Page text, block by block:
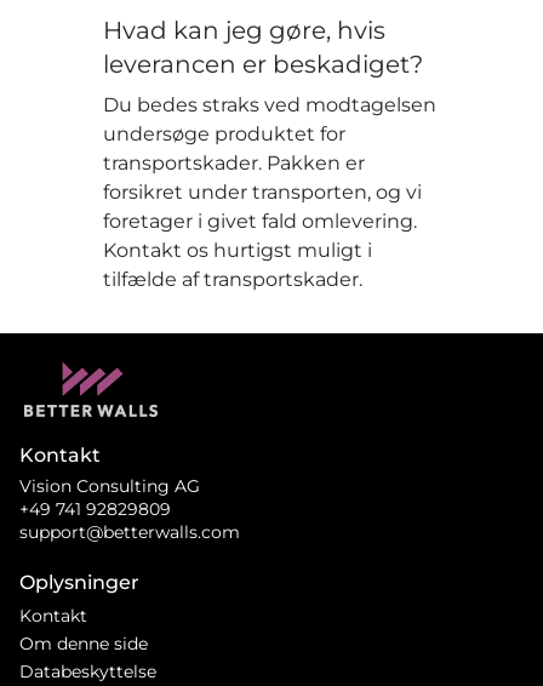
Hvad kan jeg gøre, hvis
leverancen er beskadiget?
Du bedes straks ved modtagelsen
undersøge produktet for
transportskader. Pakken er
forsikret under transporten, og vi
foretager i givet fald omlevering.
Kontakt os hurtigst muligt i
tilfælde af transportskader.
Kontakt
Vision Consulting AG
+49 741 92829809
support@betterwalls.com
Oplysninger
Kontakt
Om denne side
Databeskyttelse